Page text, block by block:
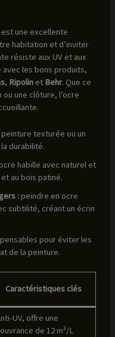
une excellente
habitation et d’inviter
résiste aux UV et aux
les bons produits,
, Ripolinet Behr. Que ce
une clôture, l’ocre
texturée ou un
durabilité.
habille avec naturel et
au bois patiné.
:peindre en ocre
subtilité, créant un écrin
pour éviter les
de la peinture.
Caractéristiques clés
UV, offre une
de 12 m²/L